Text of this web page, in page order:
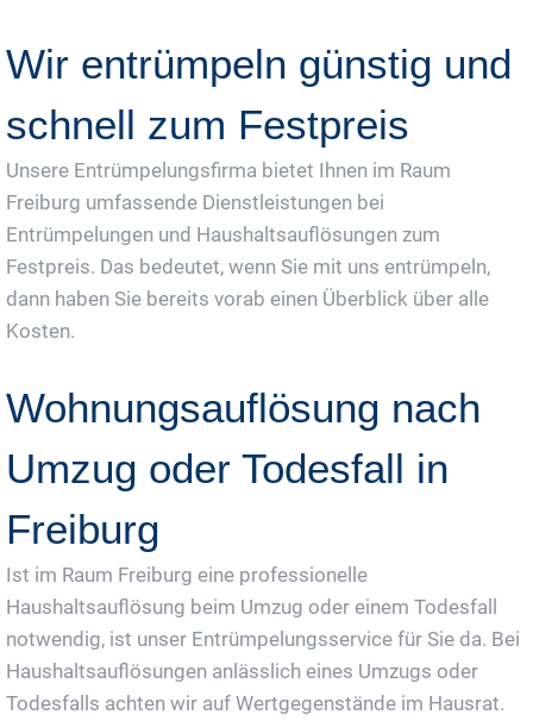
Wir entrümpeln günstig und
schnell zum Festpreis
Unsere Entrümpelungsfirma bietet Ihnen im Raum
Freiburg umfassende Dienstleistungen bei
Entrümpelungen und Haushaltsauflösungen zum
Festpreis. Das bedeutet, wenn Sie mit uns entrümpeln,
dann haben Sie bereits vorab einen Überblick über alle
Kosten.
Wohnungsauflösung nach
Umzug oder Todesfall in
Freiburg
Ist im Raum Freiburg eine professionelle
Haushaltsauflösung beim Umzug oder einem Todesfall
notwendig, ist unser Entrümpelungsservice für Sie da. Bei
Haushaltsauflösungen anlässlich eines Umzugs oder
Todesfalls achten wir auf Wertgegenstände im Hausrat.